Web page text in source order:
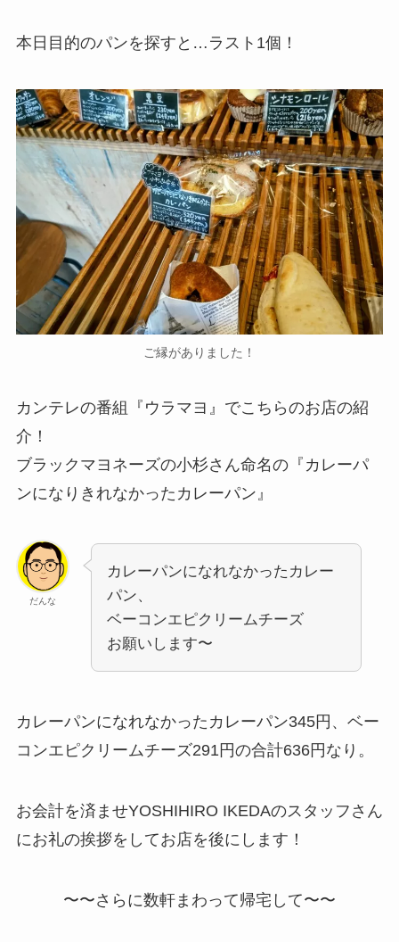
本日目的のパンを探すと…ラスト1個！
ご縁がありました！
カンテレの番組『ウラマヨ』でこちらのお店の紹
介！
ブラックマヨネーズの小杉さん命名の『カレーパ
ンになりきれなかったカレーパン』
だんな
カレーパンになれなかったカレー
パン、
ベーコンエピクリームチーズ
お願いします〜
カレーパンになれなかったカレーパン345円、ベー
コンエピクリームチーズ291円の合計636円なり。
お会計を済ませYOSHIHIRO IKEDAのスタッフさん
にお礼の挨拶をしてお店を後にします！
〜〜さらに数軒まわって帰宅して〜〜